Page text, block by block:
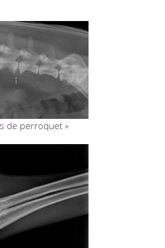
de perroquet »